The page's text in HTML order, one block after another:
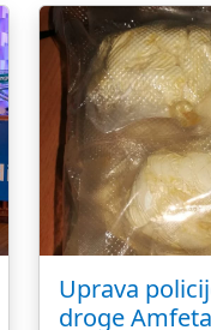
Uprava
droge